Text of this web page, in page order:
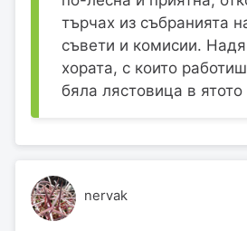
търчах из събранията
съвети и комисии.
хората, с които
бяла лястовица в ятото
nervak